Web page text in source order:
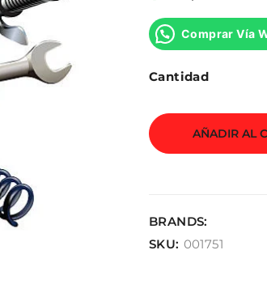
Comprar Vía
Cantidad
AÑADIR AL
BRANDS:
SKU: 001751